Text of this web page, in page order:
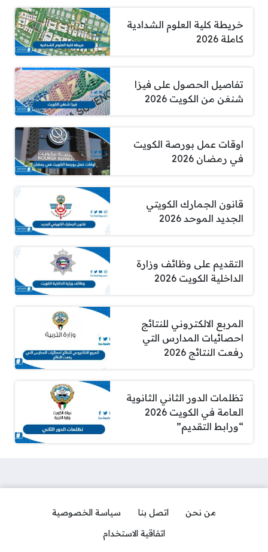
خريطة كلية العلوم الشدادية
كاملة 2026
تفاصيل الحصول على فيزا
شنغن من الكويت 2026
اوقات عمل بورصة الكويت
في رمضان 2026
قانون الجمارك الكويتي
الجديد الموحد 2026
التقديم على وظائف وزارة
الداخلية الكويت 2026
المربع الالكتروني للنتائج
احصائيات المدارس التي
رفعت النتائج 2026
تظلمات الدور الثاني الثانوية
العامة في الكويت 2026
“ورابط التقديم”
من نحن اتصل بنا
سياسة الخصوصية
اتفاقية الاستخدام